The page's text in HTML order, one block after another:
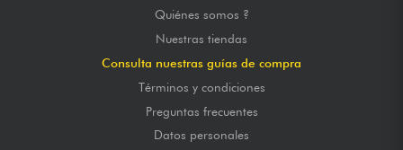
Quiénes somos ?
Nuestras tiendas
Consulta nuestras guías de compra
Términos y condiciones
Preguntas frecuentes
Datos personales